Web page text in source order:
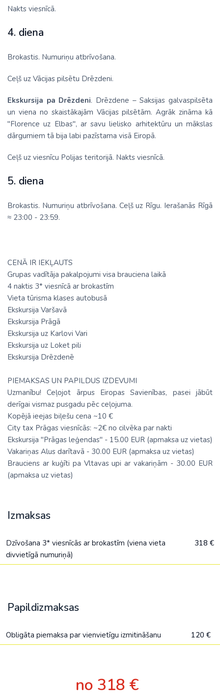
Nakts viesnīcā.
4. diena
Brokastis. Numuriņu atbrīvošana.
Ceļš uz Vācijas pilsētu Drēzdeni.
Ekskursija pa Drēzdeni. Drēzdene – Saksijas galvaspilsēta
un viena no skaistākajām Vācijas pilsētām. Agrāk zināma kā
"Florence uz Elbas", ar savu lielisko arhitektūru un mākslas
dārgumiem tā bija labi pazīstama visā Eiropā.
Ceļš uz viesnīcu Polijas teritorijā. Nakts viesnīcā.
5. diena
Brokastis. Numuriņu atbrīvošana. Ceļš uz Rīgu. Ierašanās Rīgā
≈ 23:00 - 23:59.
CENĀ IR IEKĻAUTS
Grupas vadītāja pakalpojumi visa brauciena laikā
4 naktis 3* viesnīcā ar brokastīm
Vieta tūrisma klases autobusā
Ekskursija Varšavā
Ekskursija Prāgā
Ekskursija uz Karlovi Vari
Ekskursija uz Loket pili
Ekskursija Drēzdenē
PIEMAKSAS UN PAPILDUS IZDEVUMI
Uzmanību! Ceļojot ārpus Eiropas Savienības, pasei jābūt
derīgai vismaz pusgadu pēc ceļojuma.
Kopējā ieejas biļešu cena ~10 €
City tax Prāgas viesnīcās: ~2€ no cilvēka par nakti
Ekskursija "Prāgas leģendas" - 15.00 EUR (apmaksa uz vietas)
Vakariņas Alus darītavā - 30.00 EUR (apmaksa uz vietas)
Brauciens ar kuģīti pa Vltavas upi ar vakariņām - 30.00 EUR
(apmaksa uz vietas)
Izmaksas
Dzīvošana 3* viesnīcās ar brokastīm (viena vieta
divvietīgā numuriņā)
318 €
Papildizmaksas
Obligāta piemaksa par vienvietīgu izmitināšanu 120 €
no 318 €